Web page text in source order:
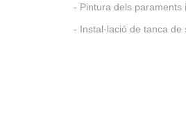
- Pintura dels paraments
- Instal·lació de tanca de